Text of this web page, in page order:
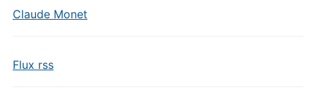
Claude Monet
Flux rss